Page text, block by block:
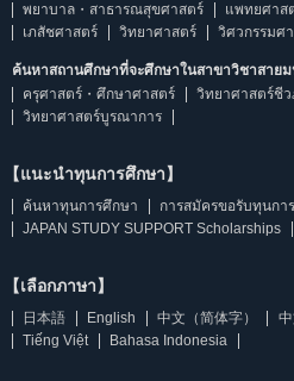
พยาบาล・สาธารณสุขศาสตร์
แพทยศาส
เภสัชศาสตร์
วิทยาศาสตร์ วิศวกรรมศ
ค้นหาสถานศึกษาที่จะศึกษาในสาขาวิชาสาย
ครุศาสตร์・ศึกษาศาสตร์
วิทยาศาสตร์ชี
วิทยาศาสตร์บูรณาการ
【แนะนำทุนการศึกษา】
ค้นหาทุนการศึกษา
การสมัครขอรับทุนกา
JAPAN STUDY SUPPORT Scholarships
【เลือกภาษา】
日本語 English 中文（简体字）
Tiếng Việt
Bahasa Indonesia